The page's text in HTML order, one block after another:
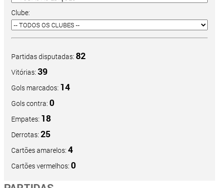
Clube:
Partidas disputadas: 82
Vitórias: 39
Gols marcados: 14
Gols contra: 0
Empates: 18
Derrotas: 25
Cartões amarelos: 4
Cartões vermelhos: 0